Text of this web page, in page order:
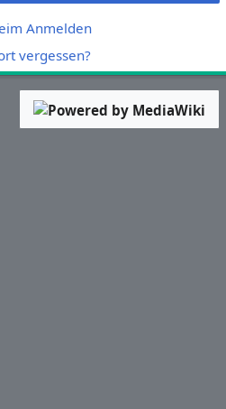
Anmelden
vergessen?